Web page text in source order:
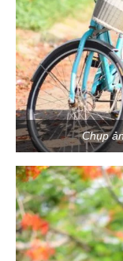
Chụp